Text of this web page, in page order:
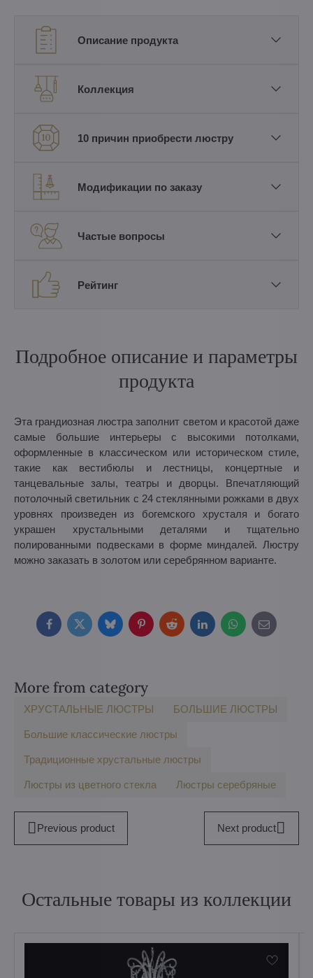
Описание продукта
Коллекция
10 причин приобрести люстру
Модификации по заказу
Частые вопросы
Рейтинг
Подробное описание и параметры
продукта
Эта грандиозная люстра заполнит светом и красотой даже
самые большие интерьеры с высокими потолками,
оформленные в классическом или историческом стиле,
такие как вестибюлы и лестницы, концертные и
танцевальные залы, театры и дворцы. Впечатляющий
потолочный светильник с 24 стеклянными рожками в двух
уровнях произведен из богемского хрусталя и богато
украшен хрустальными деталями и тщательно
полированными подвесками в форме миндалей. Люстру
можно заказать в золотом или серебрянном варианте.
FacebookTwitterBlueskyPinterestRedditLinkedInWhatsApp
E-
mail
More from category
ХРУСТАЛЬНЫЕ ЛЮСТРЫ БOЛЬШИE ЛЮСТРЫ
Большие классические люстры
Традиционные хрустальные люстры
Люстры из цветного стекла Люстры серебряные
Previous product Next product
Остальные товары из коллекции